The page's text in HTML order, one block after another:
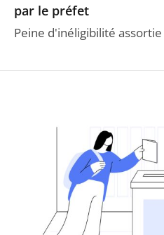
par le préfet
Peine d'inéligibilité